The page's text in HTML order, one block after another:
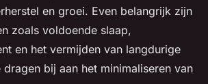
en groei. Even belangrijk zijn
zoals voldoende slaap,
en het vermijden van langdurige
bij aan het minimaliseren van